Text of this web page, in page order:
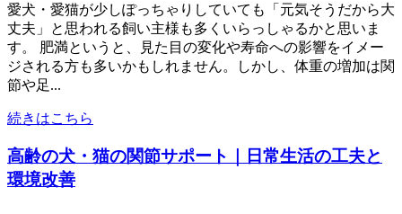
愛犬・愛猫が少しぽっちゃりしていても「元気そうだから大
丈夫」と思われる飼い主様も多くいらっしゃるかと思いま
す。 肥満というと、見た目の変化や寿命への影響をイメー
ジされる方も多いかもしれません。しかし、体重の増加は関
節や足...
続きはこちら
高齢の犬・猫の関節サポート｜日常生活の工夫と
環境改善